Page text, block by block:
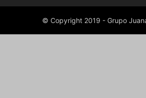
© Copyright 2019 - Grupo